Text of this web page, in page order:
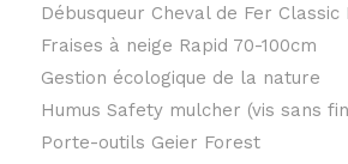
Débusqueur Cheval de Fer Classic
Fraises à neige Rapid 70-100cm
Gestion écologique de la nature
Humus Safety mulcher (vis sans
Porte-outils Geier Forest